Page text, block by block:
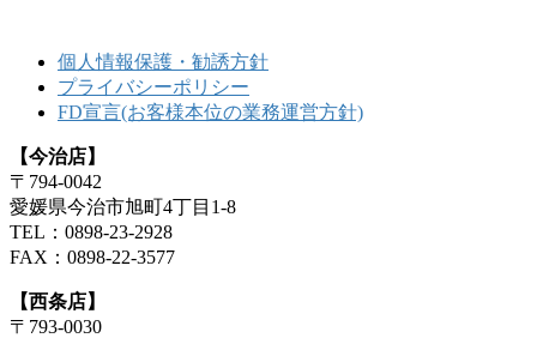
個人情報保護・勧誘方針
プライバシーポリシー
FD宣言(お客様本位の業務運営方針)
【今治店】
〒794-0042
愛媛県今治市旭町4丁目1-8
TEL：0898-23-2928
FAX：0898-22-3577
【西条店】
〒793-0030